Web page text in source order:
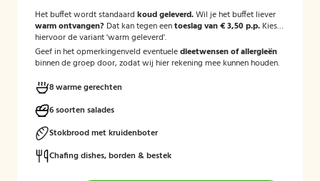
Het buffet wordt standaard koud geleverd.Wil je het buffet liever
warm ontvangen? Dat kan tegen eentoeslag van € 3,50 p.p. Kies
hiervoor de variant 'warm geleverd'.
Geef in het opmerkingenveld eventueledieetwensen of allergieën
binnen de groep door, zodat wij hier rekening mee kunnen houden.
8 warme gerechten
6 soorten salades
Stokbrood met kruidenboter
Chafing dishes, borden & bestek